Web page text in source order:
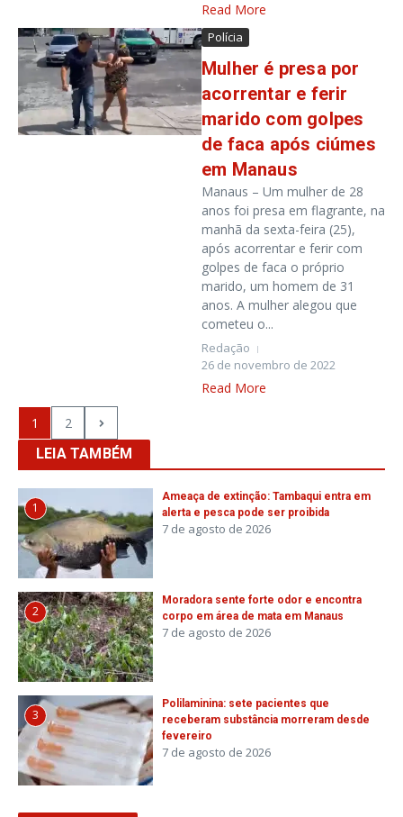
Read More
Polícia
Mulher é presa por
acorrentar e ferir
marido com golpes
de faca após ciúmes
em Manaus
Manaus – Um mulher de 28
anos foi presa em flagrante, na
manhã da sexta-feira (25),
após acorrentar e ferir com
golpes de faca o próprio
marido, um homem de 31
anos. A mulher alegou que
cometeu o...
Redação
26 de novembro de 2022
Read More
1
2
LEIA TAMBÉM
1
Ameaça de extinção: Tambaqui entra em
alerta e pesca pode ser proibida
7 de agosto de 2026
2
Moradora sente forte odor e encontra
corpo em área de mata em Manaus
7 de agosto de 2026
3
Polilaminina: sete pacientes que
receberam substância morreram desde
fevereiro
7 de agosto de 2026